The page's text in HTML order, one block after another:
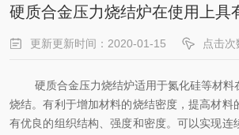
硬质合金压力烧结炉在使用上具
更新更新时间：2020-01-15 点击
硬质合金压力烧结炉适用于氮化硅等材料
烧结。有利于增加材料的烧结密度，提高材料
有优良的组织结构、强度和密度。可以实现连